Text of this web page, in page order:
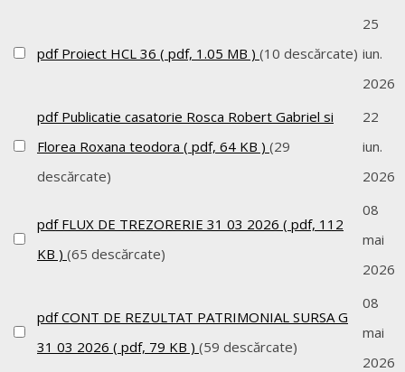
pdf Proiect HCL 36 ( pdf, 1.05 MB ) (10 descărcate)
25
iun.
2026
pdf Publicatie casatorie Rosca Robert Gabriel si
Florea Roxana teodora ( pdf, 64 KB ) (29
descărcate)
22
iun.
2026
pdf FLUX DE TREZORERIE 31 03 2026 ( pdf, 112
KB ) (65 descărcate)
08
mai
2026
pdf CONT DE REZULTAT PATRIMONIAL SURSA G
31 03 2026 ( pdf, 79 KB ) (59 descărcate)
08
mai
2026